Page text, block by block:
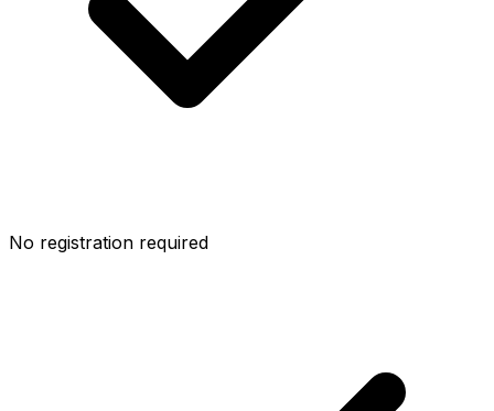
No registration required